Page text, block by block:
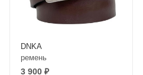
DNKA
ремень
3 900 ₽